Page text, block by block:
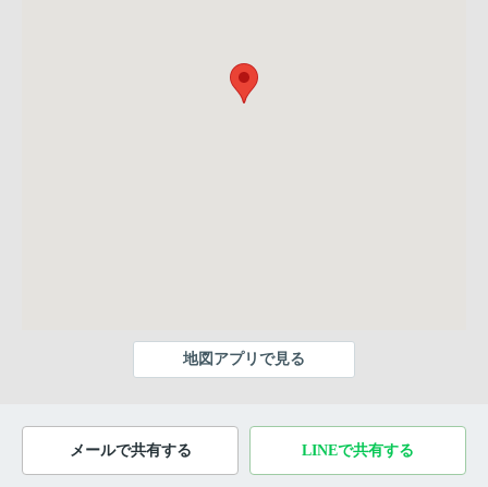
地図アプリで見る
メールで共有する LINEで共有する